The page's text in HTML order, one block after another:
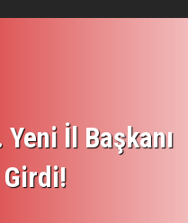
İl Başkanı